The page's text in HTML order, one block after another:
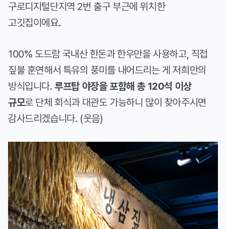
구로디지털단지역 2번 출구 부근에 위치한
고깃집이에요.
100% 도드람 국내산 한돈과 한우만을 사용하고, 직접
짚불 훈연해서 특유의 풍미를 내어드리는 게 저희만의
방식입니다.루프탑 야장을 포함해 총 120석 이상
규모로 단체 회식과 대관도 가능하니 많이 찾아주시면
감사드리겠습니다. (웃음)